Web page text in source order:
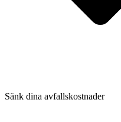
Sänk dina avfallskostnader